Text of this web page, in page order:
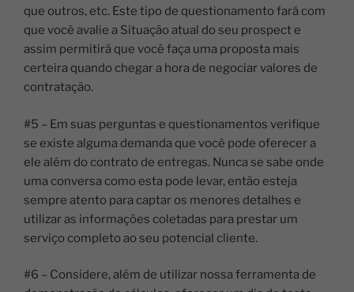
que outros, etc. Este tipo de questionamento fará com
que você avalie a Situação atual do seu prospect e
assim permitirá que você faça uma proposta mais
certeira quando chegar a hora de negociar valores de
contratação.
#5 – Em suas perguntas e questionamentos verifique
se existe alguma demanda que você pode oferecer a
ele além do contrato de entregas. Nunca se sabe onde
uma conversa como esta pode levar, então esteja
sempre atento para captar os menores detalhes e
utilizar as informações coletadas para prestar um
serviço completo ao seu potencial cliente.
#6 – Considere, além de utilizar nossa ferramenta de